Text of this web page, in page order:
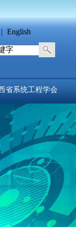
| English
省系统工程学会